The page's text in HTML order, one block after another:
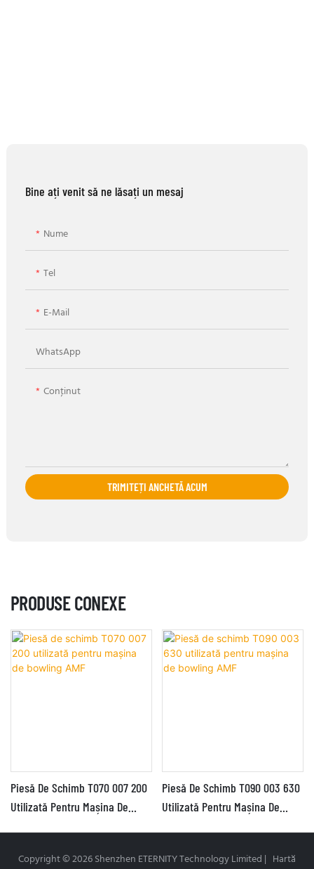
Bine ați venit să ne lăsați un mesaj
Nume
Tel
E-Mail
WhatsApp
Conţinut
TRIMITEȚI ANCHETĂ ACUM
PRODUSE CONEXE
Piesă De Schimb T070 007 200
Utilizată Pentru Mașina De
Piesă De Schimb T090 003 630
Utilizată Pentru Mașina De
Copyright © 2026 Shenzhen ETERNITY Technology Limited | Hartă